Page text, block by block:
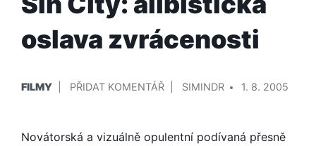
oslava zvrácenosti
V
FILMY PŘIDAT KOMENTÁŘNA
ALIBISTICKÁ
SIMINDR
1. 8. 2005
Novátorská a vizuálně opulentní podívaná přesně